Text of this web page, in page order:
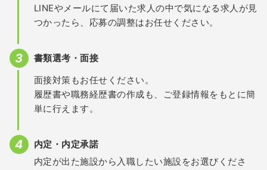
LINEやメールにて届いた求人の中で気になる求人が見
つかったら、応募の調整はお任せください。
書類選考・面接
面接対策もお任せください。
履歴書や職務経歴書の作成も、ご登録情報をもとに簡
単に行えます。
内定・内定承諾
内定が出た施設から入職したい施設をお選びくださ